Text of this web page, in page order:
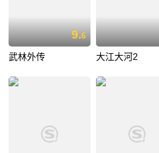
9.6
武林外传 大江大河2